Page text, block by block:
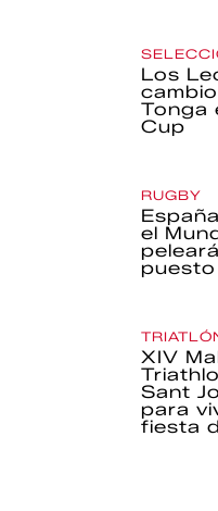
Los
Tonga
Cup
RUGBY
el
XIV
Sant
para
fiesta